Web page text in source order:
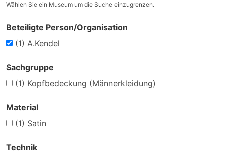
Wählen Sie ein Museum um die Suche einzugrenzen.
Beteiligte Person/Organisation
(1) A.Kendel
Sachgruppe
(1) Kopfbedeckung (Männerkleidung)
Material
(1) Satin
Technik